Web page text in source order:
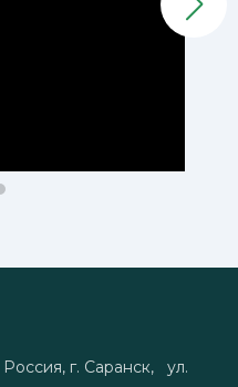
Россия, г. Саранск, ул.